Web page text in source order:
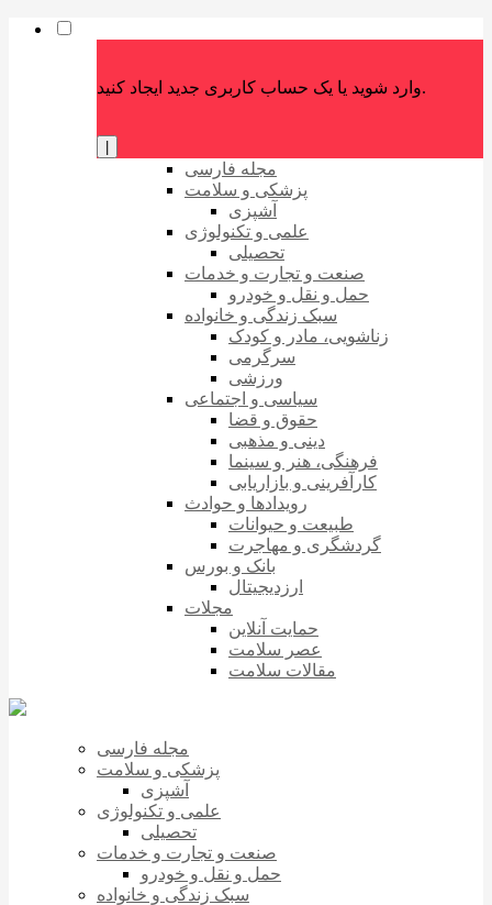
وارد شوید یا یک حساب کاربری جدید ایجاد کنید.
مجله فارسی
پزشکی و سلامت
آشپزی
علمی و تکنولوژی
تحصیلی
صنعت و تجارت و خدمات
حمل و نقل و خودرو
سبک زندگی و خانواده
زناشویی، مادر و کودک
سرگرمی
ورزشی
سیاسی و اجتماعی
حقوق و قضا
دینی و مذهبی
فرهنگی، هنر و سینما
کارآفرینی و بازاریابی
رویدادها و حوادث
طبیعت و حیوانات
گردشگری و مهاجرت
بانک و بورس
ارزدیجیتال
مجلات
حمایت آنلاین
عصر سلامت
مقالات سلامت
مجله فارسی
پزشکی و سلامت
آشپزی
علمی و تکنولوژی
تحصیلی
صنعت و تجارت و خدمات
حمل و نقل و خودرو
سبک زندگی و خانواده